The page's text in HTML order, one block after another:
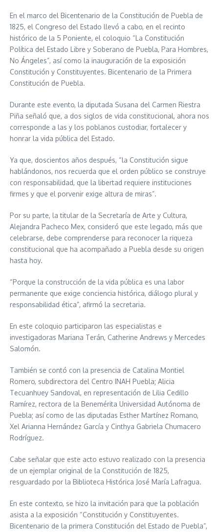
En el marco del Bicentenario de la Constitución de Puebla de
1825, el Congreso del Estado llevó a cabo, en el recinto
histórico de la 5 Poniente, el coloquio “La Constitución
Política del Estado Libre y Soberano de Puebla, Para Hombres,
No Ángeles”, así como la inauguración de la exposición
Constitución y Constituyentes. Bicentenario de la Primera
Constitución de Puebla.
Durante este evento, la diputada Susana del Carmen Riestra
Piña señaló que, a dos siglos de vida constitucional, ahora nos
corresponde a las y los poblanos custodiar, fortalecer y
honrar la vida pública del Estado.
Ya que, doscientos años después, “la Constitución sigue
hablándonos, nos recuerda que el orden público se construye
con responsabilidad, que la libertad requiere instituciones
firmes y que el porvenir exige altura de miras”.
Por su parte, la titular de la Secretaría de Arte y Cultura,
Alejandra Pacheco Mex, consideró que este legado, más que
celebrarse, debe comprenderse para reconocer la riqueza
constitucional que ha acompañado a Puebla desde su origen
hasta hoy.
“Porque la construcción de la vida pública es una labor
permanente que exige conciencia histórica, diálogo plural y
responsabilidad ética”, afirmó la secretaria.
En este coloquio participaron las especialistas e
investigadoras Mariana Terán, Catherine Andrews y Mercedes
Salomón.
También se contó con la presencia de Catalina Montiel
Romero, subdirectora del Centro INAH Puebla; Alicia
Tecuanhuey Sandoval, en representación de Lilia Cedillo
Ramírez, rectora de la Benemérita Universidad Autónoma de
Puebla; así como de las diputadas Esther Martínez Romano,
Xel Arianna Hernández García y Cinthya Gabriela Chumacero
Rodríguez.
Cabe señalar que este acto estuvo realizado con la presencia
de un ejemplar original de la Constitución de 1825,
resguardado por la Biblioteca Histórica José María Lafragua.
En este contexto, se hizo la invitación para que la población
asista a la exposición “Constitución y Constituyentes.
Bicentenario de la primera Constitución del Estado de Puebla”,